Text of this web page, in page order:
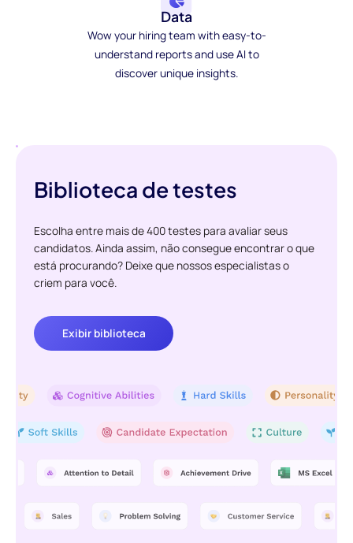
Data
Wow your hiring team with easy-to-
understand reports and use AI to
discover unique insights.
Biblioteca de testes
Escolha entre mais de 400 testes para avaliar seus
candidatos. Ainda assim, não consegue encontrar o que
está procurando? Deixe que nossos especialistas o
criem para você.
Exibir biblioteca